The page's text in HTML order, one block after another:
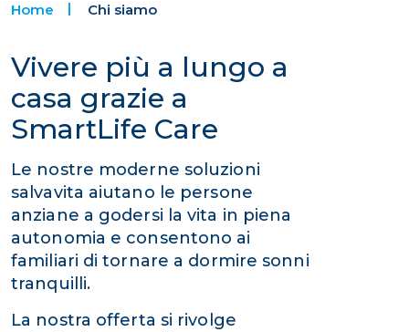
Home Chi siamo
Vivere più a lungo a
casa grazie a
SmartLife Care
Le nostre moderne soluzioni
salvavita aiutano le persone
anziane a godersi la vita in piena
autonomia e consentono ai
familiari di tornare a dormire sonni
tranquilli.
La nostra offerta si rivolge